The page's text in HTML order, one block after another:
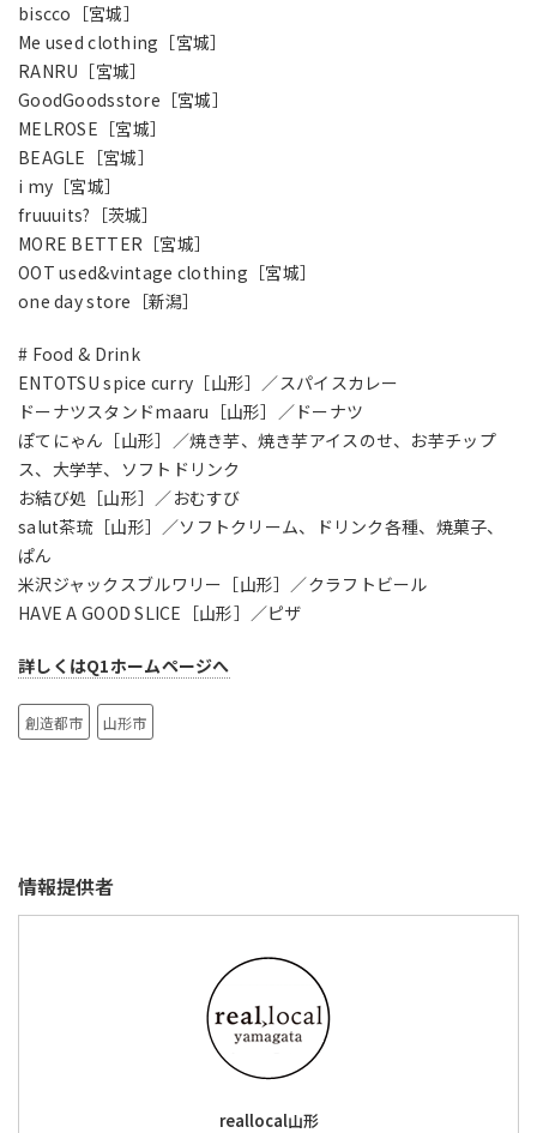
biscco［宮城］
Me used clothing［宮城］
RANRU［宮城］
GoodGoodsstore［宮城］
MELROSE［宮城］
BEAGLE［宮城］
i my［宮城］
fruuuits?［茨城］
MORE BETTER［宮城］
OOT used&vintage clothing［宮城］
one day store［新潟］
# Food & Drink
ENTOTSU spice curry［山形］／スパイスカレー
ドーナツスタンドmaaru［山形］／ドーナツ
ぽてにゃん［山形］／焼き芋、焼き芋アイスのせ、お芋チップ
ス、大学芋、ソフトドリンク
お結び処［山形］／おむすび
salut茶琉［山形］／ソフトクリーム、ドリンク各種、焼菓子、
ぱん
米沢ジャックスブルワリー［山形］／クラフトビール
HAVE A GOOD SLICE［山形］／ピザ
詳しくはQ1ホームページへ
創造都市 山形市
情報提供者
reallocal山形